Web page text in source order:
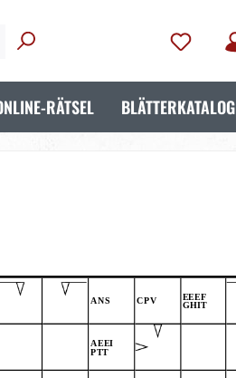
RÄTSEL BLÄTTERKATALOG